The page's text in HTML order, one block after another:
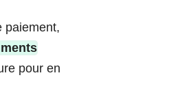
paiement,
pour en